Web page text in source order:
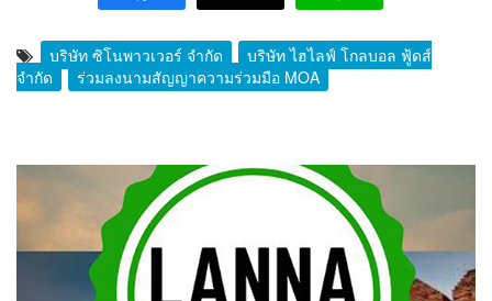
บริษัท ซิโนพาวเวอร์ จำกัด
บริษัท ไฮไลฟ์ โกลบอล ฟู้ดส์
จำกัด
ร่วมลงนามสัญญาความร่วมมือ MOA